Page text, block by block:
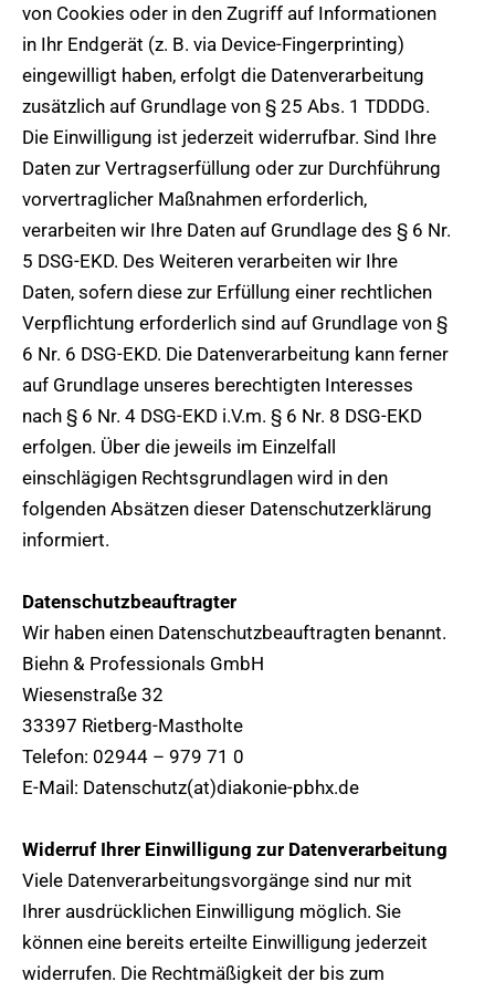
von Cookies oder in den Zugriff auf Informationen
in Ihr Endgerät (z. B. via Device-Fingerprinting)
eingewilligt haben, erfolgt die Datenverarbeitung
zusätzlich auf Grundlage von § 25 Abs. 1 TDDDG.
Die Einwilligung ist jederzeit widerrufbar. Sind Ihre
Daten zur Vertragserfüllung oder zur Durchführung
vorvertraglicher Maßnahmen erforderlich,
verarbeiten wir Ihre Daten auf Grundlage des § 6 Nr.
5 DSG-EKD. Des Weiteren verarbeiten wir Ihre
Daten, sofern diese zur Erfüllung einer rechtlichen
Verpflichtung erforderlich sind auf Grundlage von §
6 Nr. 6 DSG-EKD. Die Datenverarbeitung kann ferner
auf Grundlage unseres berechtigten Interesses
nach § 6 Nr. 4 DSG-EKD i.V.m. § 6 Nr. 8 DSG-EKD
erfolgen. Über die jeweils im Einzelfall
einschlägigen Rechtsgrundlagen wird in den
folgenden Absätzen dieser Datenschutzerklärung
informiert.
Datenschutzbeauftragter
Wir haben einen Datenschutzbeauftragten benannt.
Biehn & Professionals GmbH
Wiesenstraße 32
33397 Rietberg-Mastholte
Telefon: 02944 – 979 71 0
E-Mail: Datenschutz(at)diakonie-pbhx.de
Widerruf Ihrer Einwilligung zur Datenverarbeitung
Viele Datenverarbeitungsvorgänge sind nur mit
Ihrer ausdrücklichen Einwilligung möglich. Sie
können eine bereits erteilte Einwilligung jederzeit
widerrufen. Die Rechtmäßigkeit der bis zum